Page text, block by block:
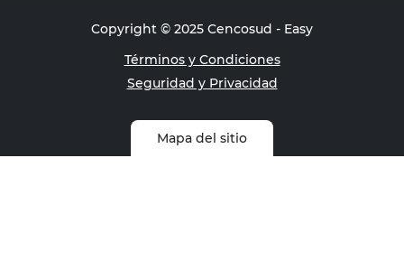
Copyright © 2025 Cencosud - Easy
Términos y Condiciones
Seguridad y Privacidad
Mapa del sitio